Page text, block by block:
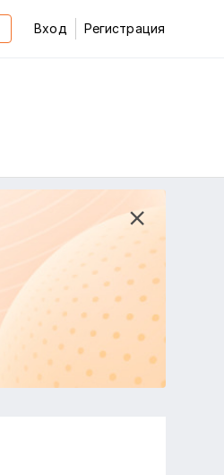
Вход Регистрация